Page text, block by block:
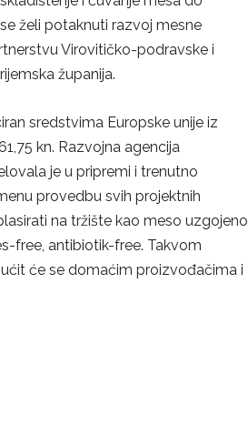
želi potaknuti razvoj mesne
Virovitičko-podravske i
županija.
sredstvima Europske unije iz
kn. Razvojna agencija
je u pripremi i trenutno
provedbu svih projektnih
na tržište kao meso uzgojeno
free, antibiotik-free. Takvom
će se domaćim proizvođačima i